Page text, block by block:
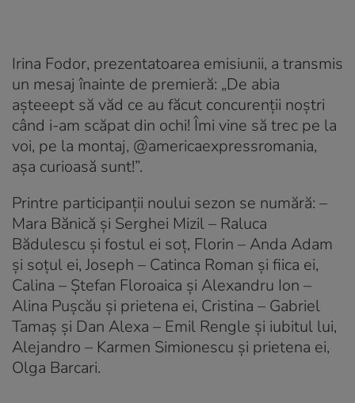
Irina Fodor, prezentatoarea emisiunii, a transmis
un mesaj înainte de premieră: „De abia
așteeept să văd ce au făcut concurenții noștri
când i-am scăpat din ochi! Îmi vine să trec pe la
voi, pe la montaj, @americaexpressromania,
așa curioasă sunt!”.
Printre participanții noului sezon se numără: –
Mara Bănică și Serghei Mizil – Raluca
Bădulescu și fostul ei soț, Florin – Anda Adam
și soțul ei, Joseph – Catinca Roman și fiica ei,
Calina – Ștefan Floroaica și Alexandru Ion –
Alina Pușcău și prietena ei, Cristina – Gabriel
Tamaș și Dan Alexa – Emil Rengle și iubitul lui,
Alejandro – Karmen Simionescu și prietena ei,
Olga Barcari.